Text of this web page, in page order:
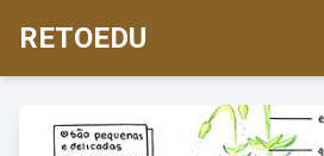
RETOEDU